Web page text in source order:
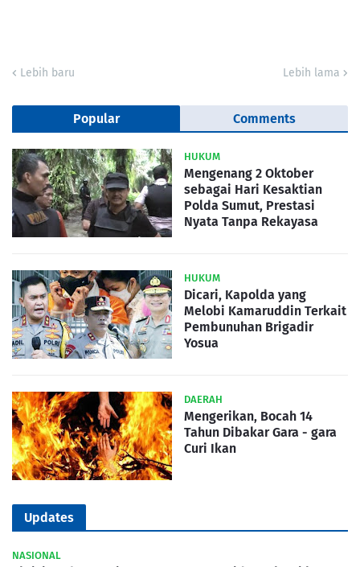
Lebih baru Lebih lama
Popular Comments
HUKUM
Mengenang 2 Oktober
sebagai Hari Kesaktian
Polda Sumut, Prestasi
Nyata Tanpa Rekayasa
HUKUM
Dicari, Kapolda yang
Melobi Kamaruddin Terkait
Pembunuhan Brigadir
Yosua
DAERAH
Mengerikan, Bocah 14
Tahun Dibakar Gara - gara
Curi Ikan
Updates
NASIONAL